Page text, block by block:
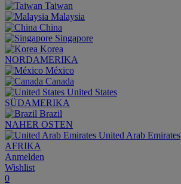
Taiwan
Malaysia
China
Singapore
Korea
NORDAMERIKA
México
Canada
United States
SÜDAMERIKA
Brazil
NAHER OSTEN
United Arab Emirates
AFRIKA
Anmelden
Wishlist
0